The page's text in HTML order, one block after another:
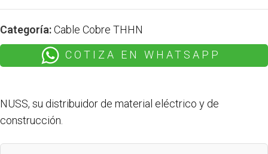
Categoría:Cable Cobre THHN
COTIZA EN WHATSAPP
NUSS, su distribuidor de material eléctrico y de
construcción.